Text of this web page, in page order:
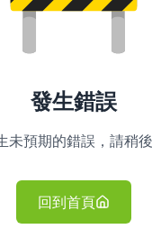
發生錯誤
未預期的錯誤，請稍後
回到首頁